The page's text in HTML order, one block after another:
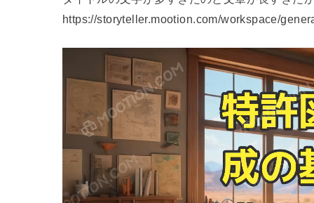
https://storyteller.mootion.com/workspace/